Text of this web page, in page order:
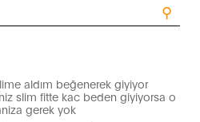
⚲
aldım beğenerek giyiyor
slim fitte kac beden giyiyorsa o
gerek yok